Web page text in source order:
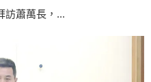
訪蕭萬長，...